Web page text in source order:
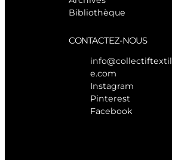
Bibliothèque
CONTACTEZ-NOUS
info@collectiftextil
e.com
Instagram
Pinterest
Facebook